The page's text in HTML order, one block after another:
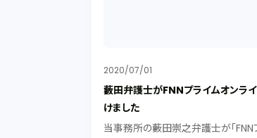
2020/07/01
藪田弁護士がFNNプライムオンラ
けました
当事務所の藪田崇之弁護士が「FNN